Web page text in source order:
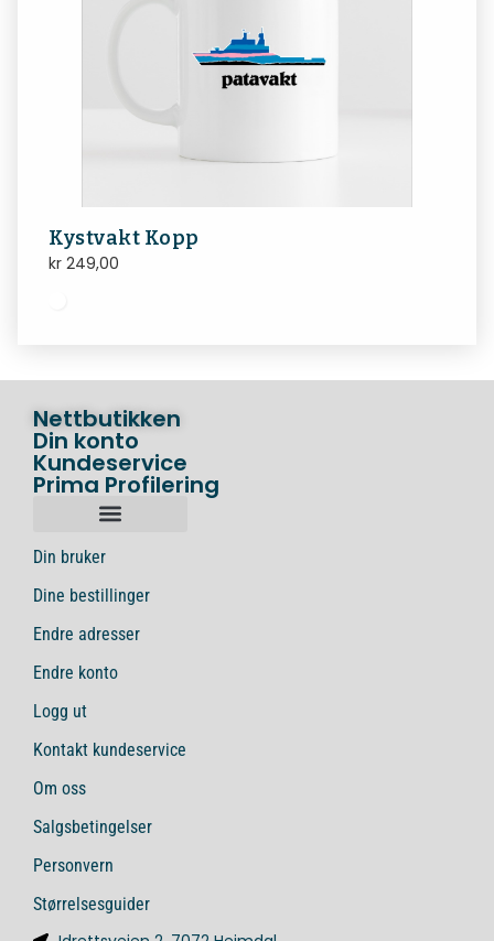
Kystvakt Kopp
kr 249,00
Nettbutikken
Din konto
Kundeservice
Prima Profilering
Din bruker
Dine bestillinger
Endre adresser
Endre konto
Logg ut
Kontakt kundeservice
Om oss
Salgsbetingelser
Personvern
Størrelsesguider